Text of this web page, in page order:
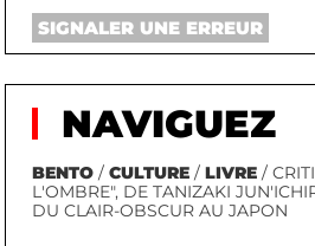
SIGNALER UNE ERREUR
NAVIGUEZ
BENTO /CULTURE /LIVRE /
L'OMBRE", DE TANIZAKI
DU CLAIR-OBSCUR AU JAPON